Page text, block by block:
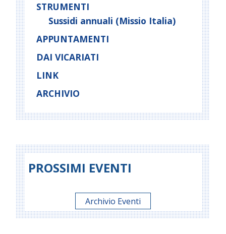
STRUMENTI
Sussidi annuali (Missio Italia)
APPUNTAMENTI
DAI VICARIATI
LINK
ARCHIVIO
PROSSIMI EVENTI
Archivio Eventi